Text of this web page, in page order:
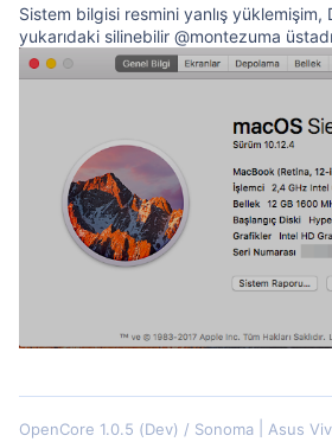
Sistem bilgisi resmini yanlış yüklemişim,
yukarıdaki silinebilir @montezuma
OpenCore 1.0.5 (Dev) / Sonoma
Asus